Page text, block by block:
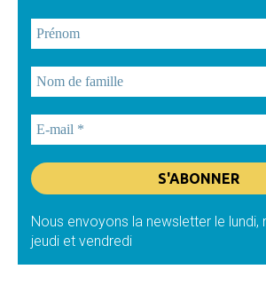
Nous envoyons la newsletter le lundi,
jeudi et vendredi